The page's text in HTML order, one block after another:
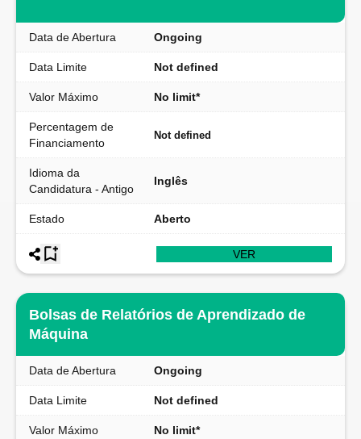
Data de Abertura Ongoing
Data Limite Not defined
Valor Máximo No limit*
Percentagem de
Financiamento
Not defined
Idioma da
Candidatura - Antigo
Inglês
Estado Aberto
VER
Bolsas de Relatórios de Aprendizado de
Máquina
Data de Abertura Ongoing
Data Limite Not defined
Valor Máximo No limit*